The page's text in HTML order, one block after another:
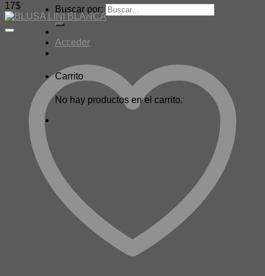
Buscar por:
Acceder
Carrito
No hay productos en el carrito.
17$